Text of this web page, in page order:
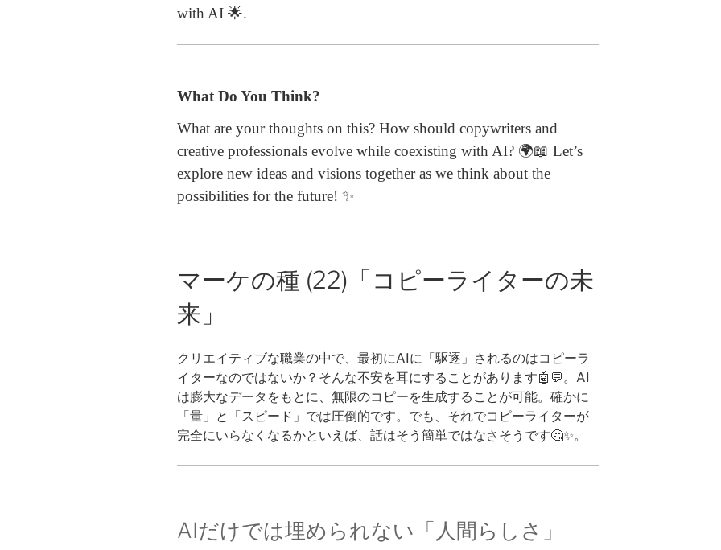
with AI 🌟.
What Do You Think?
What are your thoughts on this? How should copywriters and
creative professionals evolve while coexisting with AI? 🌍📖 Let’s
explore new ideas and visions together as we think about the
possibilities for the future! ✨
マーケの種 (22)「コピーライターの未
来」
クリエイティブな職業の中で、最初にAIに「駆逐」されるのはコピーラ
イターなのではないか？そんな不安を耳にすることがあります🤖💬。AI
は膨大なデータをもとに、無限のコピーを生成することが可能。確かに
「量」と「スピード」では圧倒的です。でも、それでコピーライターが
完全にいらなくなるかといえば、話はそう簡単ではなさそうです🤔✨。
AIだけでは埋められない「人間らしさ」